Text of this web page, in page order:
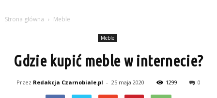
Strona główna Meble
Meble
Gdzie kupić meble w internecie?
Przez Redakcja Czarnobiale.pl - 25 maja 2020 1299 0